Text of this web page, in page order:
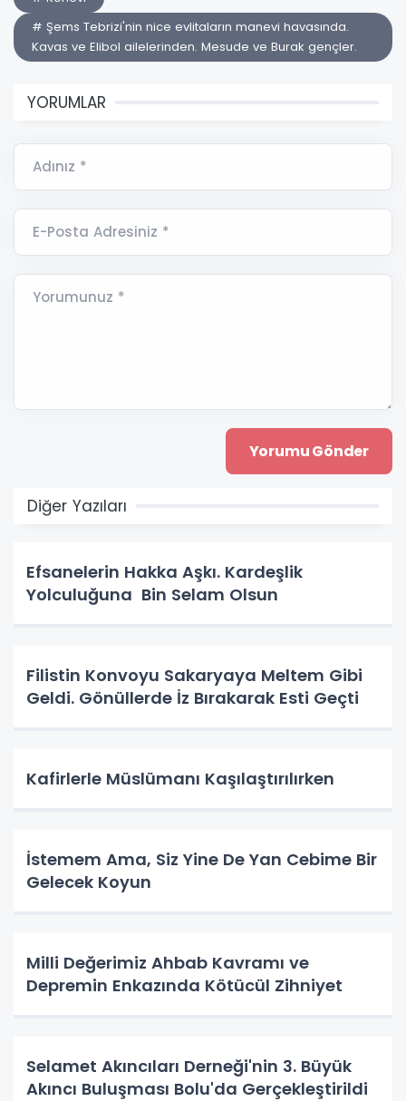
# Şems Tebrizi'nin nice evlitaların manevi havasında.
Kavas ve Elibol ailelerinden. Mesude ve Burak gençler.
YORUMLAR
Adınız *
E-Posta Adresiniz *
Yorumunuz *
Diğer Yazıları
Efsanelerin Hakka Aşkı. Kardeşlik
Yolculuğuna Bin Selam Olsun
Filistin Konvoyu Sakaryaya Meltem Gibi
Geldi. Gönüllerde İz Bırakarak Esti Geçti
Kafirlerle Müslümanı Kaşılaştırılırken
İstemem Ama, Siz Yine De Yan Cebime Bir
Gelecek Koyun
Milli Değerimiz Ahbab Kavramı ve
Depremin Enkazında Kötücül Zihniyet
Selamet Akıncıları Derneği'nin 3. Büyük
Akıncı Buluşması Bolu'da Gerçekleştirildi